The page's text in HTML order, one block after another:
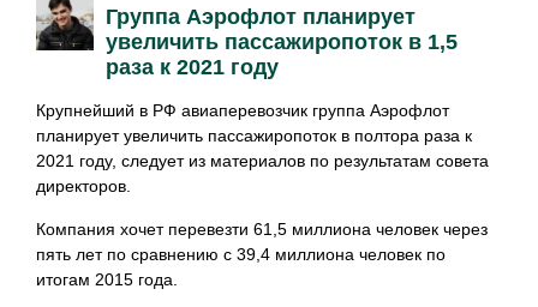
Группа Аэрофлот планирует
увеличить пассажиропоток в 1,5
раза к 2021 году
Крупнейший в РФ авиаперевозчик группа Аэрофлот
планирует увеличить пассажиропоток в полтора раза к
2021 году, следует из материалов по результатам совета
директоров.
Компания хочет перевезти 61,5 миллиона человек через
пять лет по сравнению с 39,4 миллиона человек по
итогам 2015 года.